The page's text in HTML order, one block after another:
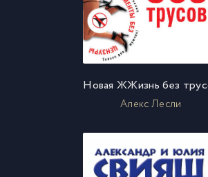
Новая ЖЖизнь без
Алекс Лесли